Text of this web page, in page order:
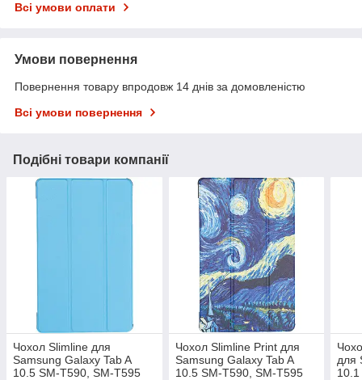
Всі умови оплати
Умови повернення
Повернення товару впродовж 14 днів за домовленістю
Всі умови повернення
Подібні товари компанії
Чохол Slimline для
Samsung Galaxy Tab A
10.5 SM-T590, SM-T595
Чохол Slimline Print для
Samsung Galaxy Tab A
10.5 SM-T590, SM-T595
для